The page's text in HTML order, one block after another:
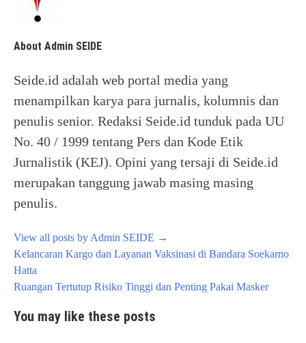
About Admin SEIDE
Seide.id adalah web portal media yang
menampilkan karya para jurnalis, kolumnis dan
penulis senior. Redaksi Seide.id tunduk pada UU
No. 40 / 1999 tentang Pers dan Kode Etik
Jurnalistik (KEJ). Opini yang tersaji di Seide.id
merupakan tanggung jawab masing masing
penulis.
View all posts by Admin SEIDE →
Post
navigation
Kelancaran Kargo dan Layanan Vaksinasi di Bandara Soekarno
Hatta
Ruangan Tertutup Risiko Tinggi dan Penting Pakai Masker
You may like these posts